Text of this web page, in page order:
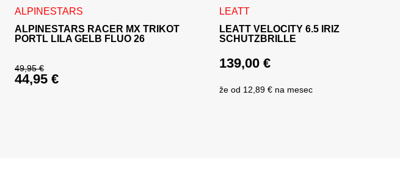
ALPINESTARS
ALPINESTARS RACER MX TRIKOT
PORTL LILA GELB FLUO 26
49,95€
Ursprünglicher Preis war: 49,95 €
44,95 €
Dieses Produkt weist mehrere Varianten auf. Die Optionen können auf der Produktseite
LEATT
LEATT VELOCITY 6.5 IRIZ
SCHUTZBRILLE
139,00 €
že od 12,89 € na mesec